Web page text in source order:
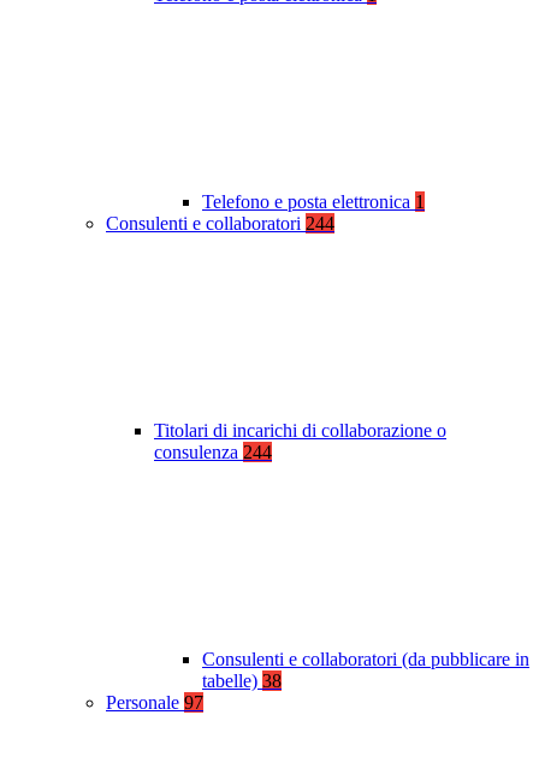
Telefono e posta elettronica 1
Consulenti e collaboratori 244
Titolari di incarichi di collaborazione o
consulenza 244
Consulenti e collaboratori (da pubblicare in
tabelle) 38
Personale 97